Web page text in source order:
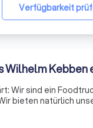
Verfügbarkeit
Wilhelm Kebben
Wir sind ein
bieten natürlich